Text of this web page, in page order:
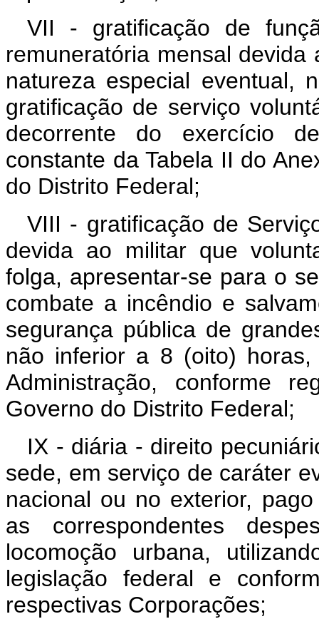
VII - gratificação de
remuneratória mensal
natureza especial eventual,
gratificação de serviço
decorrente do exercício
constante da Tabela II do
do Distrito Federal;
VIII - gratificação de
devida ao militar que
folga, apresentar-se para o
combate a incêndio e
segurança pública de
não inferior a 8 (oito)
Administração, conforme
Governo do Distrito Federal;
IX - diária - direito
sede, em serviço de caráter
nacional ou no exterior,
as correspondentes
locomoção urbana,
legislação federal e
respectivas Corporações;